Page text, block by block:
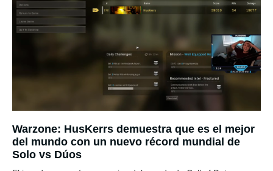
Warzone: HusKerrs demuestra que es el mejor
del mundo con un nuevo récord mundial de
Solo vs Dúos